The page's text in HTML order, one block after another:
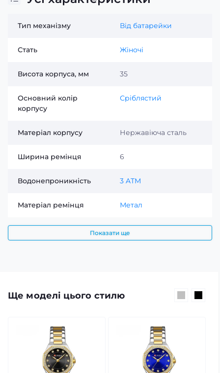
Тип механізму Від батарейки
Стать Жіночі
Висота корпуса, мм 35
Основний колір
корпусу
Сріблястий
Матеріал корпусу Нержавіюча сталь
Ширина ремінця 6
Водонепроникність 3 ATM
Матеріал ремінця Метал
Показати ще
Ще моделі цього стилю